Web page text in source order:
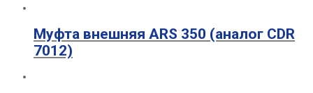
Муфта внешняя ARS 350 (аналог CDR
7012)